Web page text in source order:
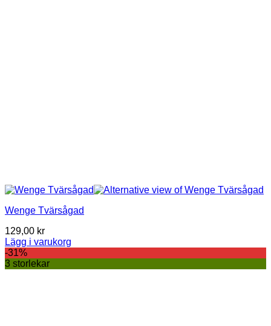
Wenge Tvärsågad
129,00 kr
Lägg i varukorg
-31%
3 storlekar